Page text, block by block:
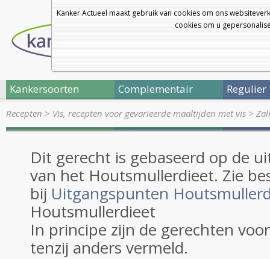
Kanker Actueel maakt gebruik van cookies om ons
cookies om u
Kankersoorten Complementair Regulier
Recepten > Vis, recepten voor gevarieerde maaltijden met vis >
Dit gerecht is gebaseerd op de
van het Houtsmullerdieet. Zie
bij Uitgangspunten
Houtsmullerdieet
In principe zijn de gerechten
tenzij anders vermeld.